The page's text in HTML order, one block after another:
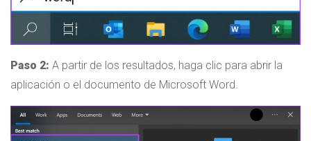
Paso 2: A partir de los resultados, haga clic para abrir la
aplicación o el documento de Microsoft Word.